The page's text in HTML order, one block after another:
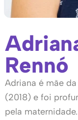
Rennó
Adriana é mãe
(2018) e foi
pela